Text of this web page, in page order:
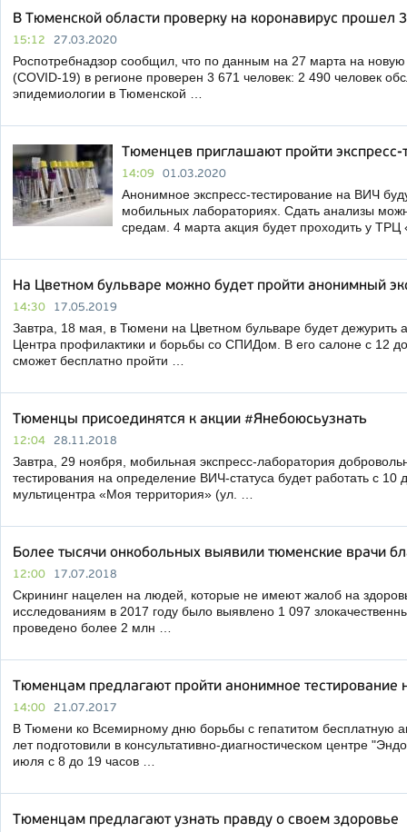
В Тюменской области проверку на коронавирус прошел
15:12 27.03.2020
Роспотребнадзор сообщил, что по данным на 27 марта на
(COVID-19) в регионе проверен 3 671 человек: 2 490 человек
эпидемиологии в Тюменской …
Тюменцев приглашают пройти экспресс-
14:09 01.03.2020
Анонимное экспресс-тестирование на ВИЧ
мобильных лабораториях. Сдать анализы
средам. 4 марта акция будет проходить у
На Цветном бульваре можно будет пройти анонимный
14:30 17.05.2019
Завтра, 18 мая, в Тюмени на Цветном бульваре будет дежурить
Центра профилактики и борьбы со СПИДом. В его салоне с 12
сможет бесплатно пройти …
Тюменцы присоединятся к акции #Янебоюсьузнать
12:04 28.11.2018
Завтра, 29 ноября, мобильная экспресс-лаборатория
тестирования на определение ВИЧ-статуса будет работать с 10
мультицентра «Моя территория» (ул. …
Более тысячи онкобольных выявили тюменские врачи
12:00 17.07.2018
Скрининг нацелен на людей, которые не имеют жалоб на
исследованиям в 2017 году было выявлено 1 097
проведено более 2 млн …
Тюменцам предлагают пройти анонимное тестирование
14:00 21.07.2017
В Тюмени ко Всемирному дню борьбы с гепатитом бесплатную
лет подготовили в консультативно-диагностическом центре
июля с 8 до 19 часов …
Тюменцам предлагают узнать правду о своем здоровье